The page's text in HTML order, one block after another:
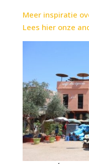
Meer inspiratie
Lees hier onze